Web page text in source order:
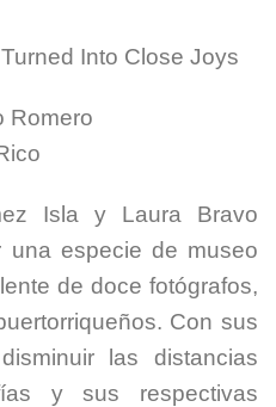
Into Close Joys
Romero
Isla y Laura Bravo
una especie de museo
de doce fotógrafos,
Con sus
las distancias
y sus respectivas